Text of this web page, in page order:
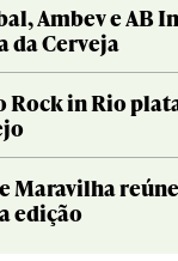
Ambev e AB
da Cerveja
Rock in Rio
Maravilha
edição